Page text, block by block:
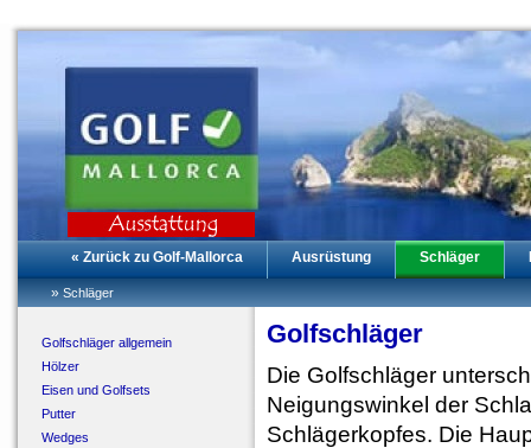
« Zurück zu Golf-Mallorca Ausrüstung Schläger
» Schläger
Golfschläger allgemein
Hölzer
Eisen und Golfsets
Putter
Wedges
Golfschläger
Die Golfschläger
Neigungswinkel der
Schlägerkopfes. Die